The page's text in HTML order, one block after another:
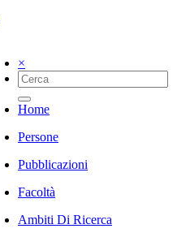
×
Home
Persone
Pubblicazioni
Facoltà
Ambiti Di Ricerca